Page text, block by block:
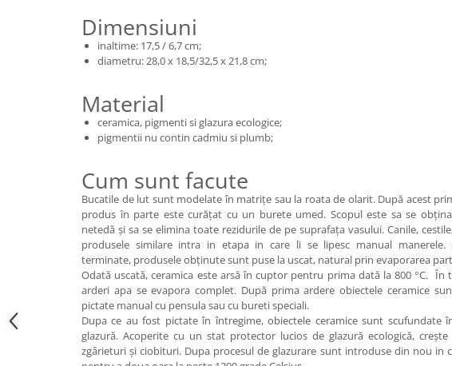
Dimensiuni
inaltime: 17,5 / 6,7 cm;
diametru: 28,0 x 18,5/32,5 x 21,8 cm;
Material
ceramica, pigmenti si glazura ecologice;
pigmentii nu contin cadmiu si plumb;
Cum sunt facute
Bucatile de lut sunt modelate în matrițe sau la roata de olarit. După acest
produs în parte este curățat cu un burete umed. Scopul este sa se
netedă și sa se elimina toate rezidurile de pe suprafața vasului. Canile,
produsele similare intra in etapa in care li se lipesc manual manerele.
terminate, produsele obținute sunt puse la uscat, natural prin evaporarea
Odată uscată, ceramica este arsă în cuptor pentru prima dată la 800 °C. În
arderi apa se evapora complet. După prima ardere obiectele ceramice
pictate manual cu pensula sau cu bureti speciali.
Dupa ce au fost pictate în întregime, obiectele ceramice sunt scufundate
glazură. Acoperite cu un stat protector lucios de glazură ecologică,
zgârieturi și ciobituri. Dupa procesul de glazurare sunt introduse din nou in